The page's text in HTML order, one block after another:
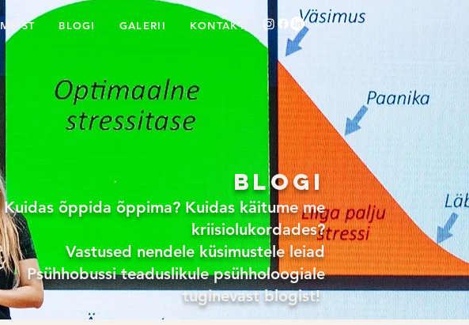
MEIST BLOGI GALERII KONTAKT
Blogi
Kuidas õppida õppima? Kuidas käitume me
kriisiolukordades?
Vastused nendele küsimustele leiad
Psühhobussi teaduslikule psühholoogiale
tuginevast blogist!